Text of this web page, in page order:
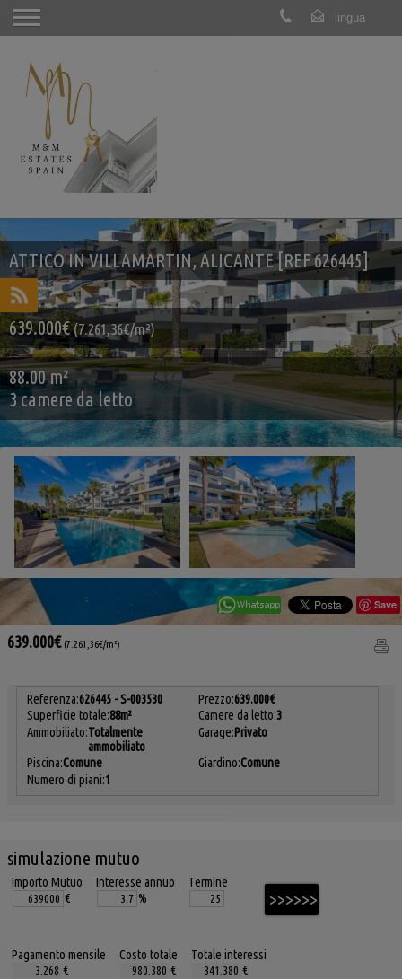
ATTICO IN VILLAMARTIN, ALICANTE [REF 626445]
639.000€ (7.261,36€/m²)
88.00 m²
3 camere da letto
Save
639.000€ (7.261,36€/m²)
Referenza:626445 - S-003530 Prezzo:639.000€
Superficie totale:88m² Camere da letto:3
Ammobiliato:Totalmente
ammobiliato
Garage:Privato
Piscina:Comune Giardino:Comune
Numero di piani:1
simulazione mutuo
Importo Mutuo
€
Interesse annuo
%
Termine
Pagamento mensile
€
Costo totale
€
Totale interessi
€